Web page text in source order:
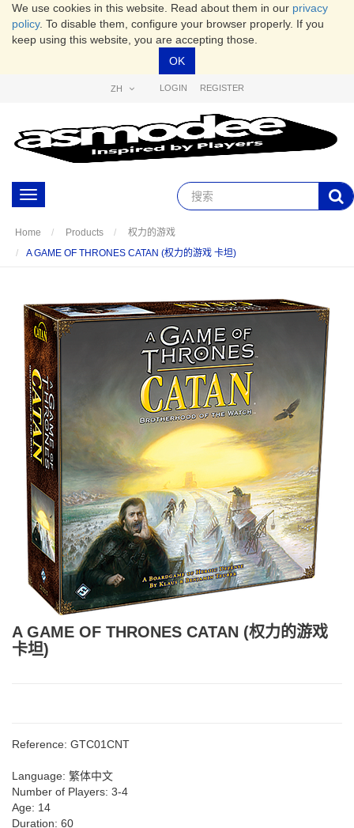
We use cookies in this website. Read about them in our privacy
policy. To disable them, configure your browser properly. If you
keep using this website, you are accepting those.
OK
ZH LOGIN REGISTER
Toggle
navigation
Home Products
权力的游戏
A GAME OF THRONES CATAN (权力的游戏 卡坦)
A GAME OF THRONES CATAN (权力的游戏
卡坦)
Reference: GTC01CNT
Language: 繁体中文
Number of Players: 3-4
Age: 14
Duration: 60